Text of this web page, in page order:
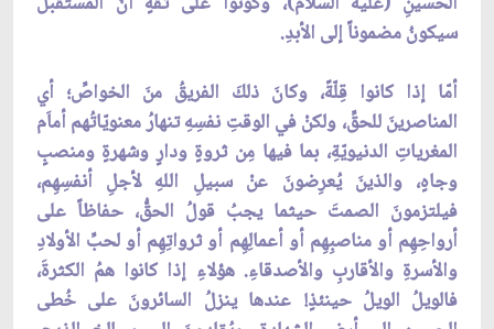
سيكونُ مضموناً إلى الأبدِ.
أمّا إذا كانوا قِلّةً، وكانَ ذلكَ الفريقُ منَ الخواصِّ؛ أي
المناصرينَ للحقِّ، ولكنْ في الوقتِ نفسِهِ تنهارُ معنويّاتُهم أماَم
المغرياتِ الدنيويّةِ، بما فيها مِن ثروةٍ ودارٍ وشهرةٍ ومنصبٍ
وجاهٍ، والذينَ يُعرِضونَ عنْ سبيلِ اللهِ لأجلِ أنفسِهِم،
فيلتزمونَ الصمتَ حيثما يجبُ قولُ الحقُّ، حفاظاً على
أرواحِهِم أو مناصبِهِم أو أعمالِهِم أو ثرواتِهِم أو لحبِّ الأولادِ
والأسرةِ والأقاربِ والأصدقاءِ. هؤلاءِ إذا كانوا همُ الكثرةَ،
فالويلُ الويلُ حينئذٍ! عندها ينزلُ السائرونَ على خُطى